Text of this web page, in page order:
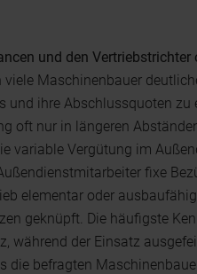
und den
Maschinenbauer
und ihre Abschlussquoten zu
oft nur in längeren
variable Vergütung im
fixe
elementar oder
geknüpft. Die häufigste
während der Einsatz
die befragten